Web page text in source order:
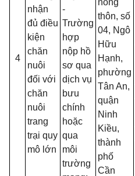
4
nhận
đủ điều
kiện
chăn
nuôi
đối với
chăn
nuôi
trang
trại quy
mô lớn
-
Trường
hợp
nộp hồ
sơ qua
dịch vụ
bưu
chính
hoặc
qua
môi
trường
nông
thôn, số
04, Ngô
Hữu
Hạnh,
phường
Tân An,
quận
Ninh
Kiều,
thành
phố
Cần